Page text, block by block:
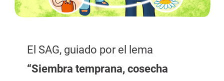
El SAG, guiado por el lema
“Siembra temprana, cosecha